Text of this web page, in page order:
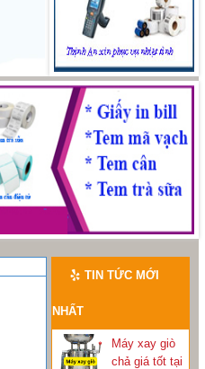
TIN TỨC MỚI
NHẤT
Máy xay giò
chả giá tốt tại